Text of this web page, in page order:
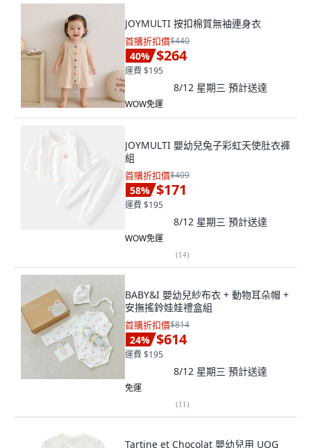
JOYMULTI 按扣棉質無袖連身衣
首購折扣價$440
40% $264
運費 $195
8/12 星期三 預計送達
WOW免運
JOYMULTI 嬰幼兒兔子彩虹天使肚衣褲
組
首購折扣價$409
58% $171
運費 $195
8/12 星期三 預計送達
WOW免運
(14)
BABY&I 嬰幼兒紗布衣 + 動物耳朵帽 +
安撫搖鈴娃娃禮盒組
首購折扣價$814
24% $614
運費 $195
8/12 星期三 預計送達
免運
(11)
Tartine et Chocolat 嬰幼兒用 UOG